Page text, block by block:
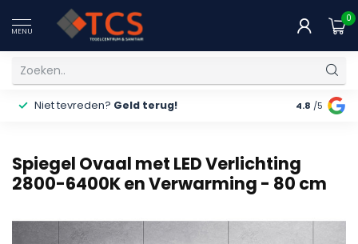
MENU
0
Niet tevreden? Geld terug! Gratis
4.8 /5
Spiegel Ovaal met LED Verlichting
2800-6400K en Verwarming - 80 cm